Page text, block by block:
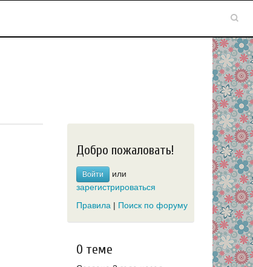
Добро пожаловать!
Войти
или
зарегистрироваться
Правила | Поиск по форуму
О теме